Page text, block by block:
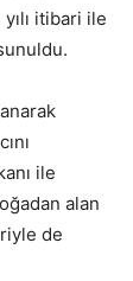
itibari ile
ile
alan
de